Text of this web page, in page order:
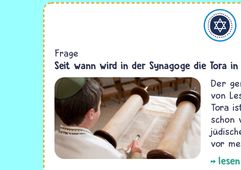
Frage
Seit wann wird in der Synagoge die Tora in
Der
von
Tora
schon
vor
lesen